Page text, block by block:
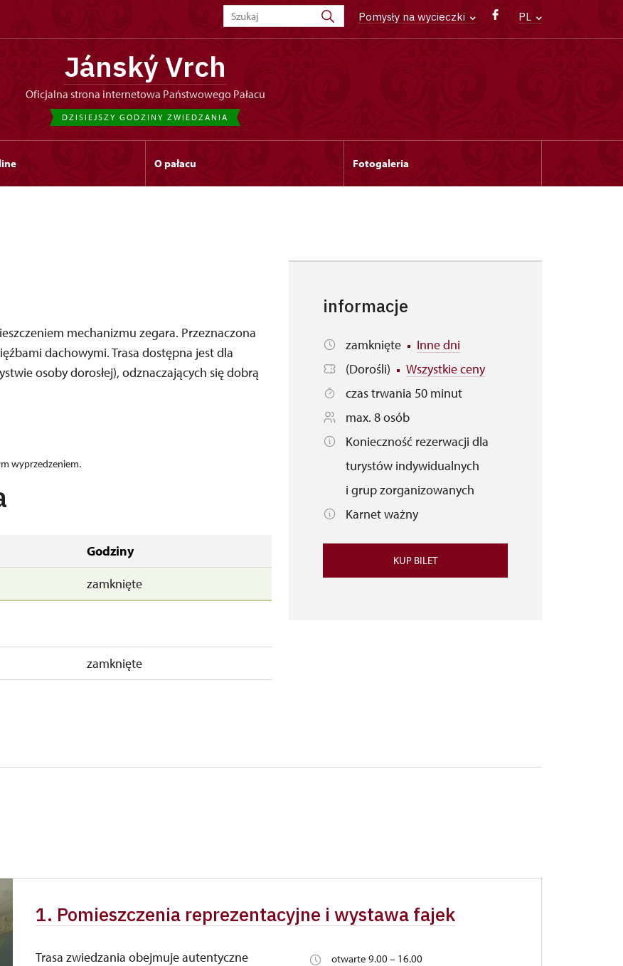
Pomysły na wycieczki PL
Jánský Vrch
Oficjalna strona internetowa Państwowego Pałacu
DZISIEJSZY GODZINY ZWIEDZANIA
O pałacu Fotogaleria
mechanizmu zegara. Przeznaczona
dachowymi. Trasa dostępna jest dla
osoby dorosłej), odznaczających się dobrą
wyprzedzeniem.
Godziny
zamknięte
zamknięte
informacje
zamknięte
Inne dni
(Dorośli)
Wszystkie ceny
czas trwania 50 minut
max. 8 osób
Konieczność rezerwacji dla
turystów indywidualnych
i grup zorganizowanych
Karnet ważny
KUP BILET
1. Pomieszczenia reprezentacyjne i wystawa fajek
Trasa zwiedzania obejmuje autentyczne
otwarte 9.00 – 16.00